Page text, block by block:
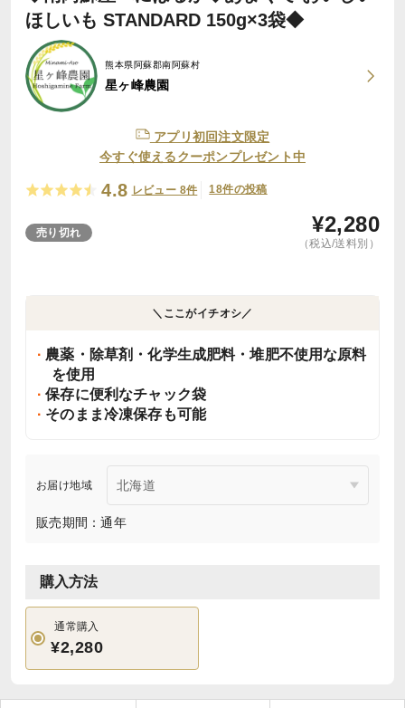
ほしいも STANDARD 150g×3袋◆
熊本県阿蘇郡南阿蘇村
星ヶ峰農園
アプリ初回注文限定
今すぐ使えるクーポンプレゼント中
4.8 レビュー 8件 18件の投稿
売り切れ ¥2,280
（税込/送料別）
＼ここがイチオシ／
農薬・除草剤・化学生成肥料・堆肥不使用な原料
を使用
保存に便利なチャック袋
そのまま冷凍保存も可能
お届け地域
販売期間：通年
購入方法
通常購入
¥2,280